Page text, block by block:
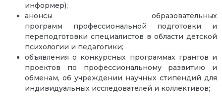
информер);
анонсы образовательных
программ профессиональной подготовки и
переподготовки специалистов в области детской
психологии и педагогики;
объявления о конкурсных программах грантов и
проектов по профессиональному развитию и
обменам, об учреждении научных стипендий для
индивидуальных исследователей и коллективов;